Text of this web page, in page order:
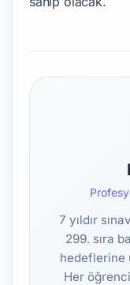
7 yıldır
299. sıra
hedeflerine
Her